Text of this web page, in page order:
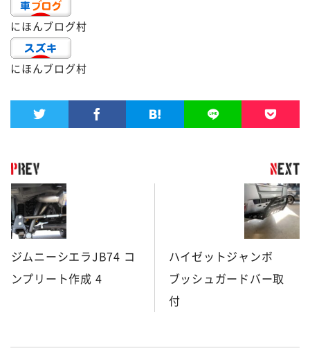
にほんブログ村
にほんブログ村
ジムニーシエラJB74 コ
ンプリート作成 4
ハイゼットジャンボ
ブッシュガードバー取
付